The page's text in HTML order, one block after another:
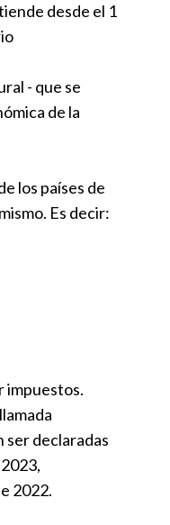
desde el 1
- que se
de la
los países de
Es decir:
impuestos.
ser declaradas
2022.